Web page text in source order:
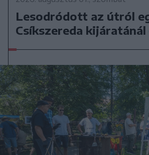
Lesodródott az útról
Csíkszereda